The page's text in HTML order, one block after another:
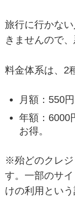
旅行に行かな
きませんので、
料金体系は、2
月額：550
年額：
お得。
※殆どのクレジ
す。一部のサ
けの利用とい